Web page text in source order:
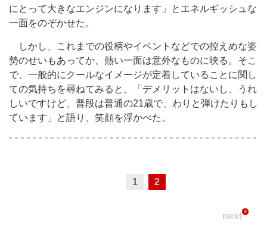
にとって大きなエンジンになります」とエネルギッシュな
一面をのぞかせた。
しかし、これまでの役柄やイベントなどでの控えめな姿
勢のせいもあってか、熱い一面は意外なものに映る。そこ
で、一般的にクールなイメージが定着していることに関し
ての気持ちを尋ねてみると、「デメリットはないし、うれ
しいですけど、普段は普通の21歳で、わりと弾けたりもし
ています」と語り、笑顔を浮かべた。
1 2
next